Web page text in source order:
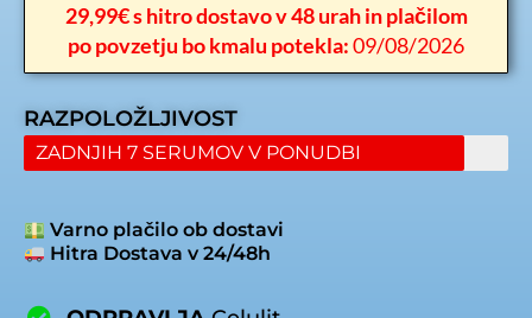
29,99€ s hitro dostavo v 48 urah in plačilom
po povzetju bo kmalu potekla:09/08/2026
RAZPOLOŽLJIVOST
ZADNJIH 7 SERUMOV V PONUDBI
Varno plačilo ob dostavi
Hitra Dostava v 24/48h